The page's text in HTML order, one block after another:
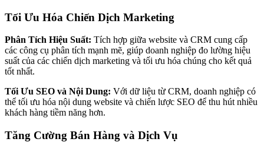
Tối Ưu Hóa Chiến Dịch Marketing
Phân Tích Hiệu Suất: Tích hợp giữa website và CRM cung cấp
các công cụ phân tích mạnh mẽ, giúp doanh nghiệp đo lường hiệu
suất của các chiến dịch marketing và tối ưu hóa chúng cho kết quả
tốt nhất.
Tối Ưu SEO và Nội Dung: Với dữ liệu từ CRM, doanh nghiệp có
thể tối ưu hóa nội dung website và chiến lược SEO để thu hút nhiều
khách hàng tiềm năng hơn.
Tăng Cường Bán Hàng và Dịch Vụ